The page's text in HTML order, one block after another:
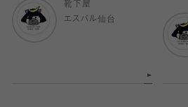
靴下屋
エスパル仙台